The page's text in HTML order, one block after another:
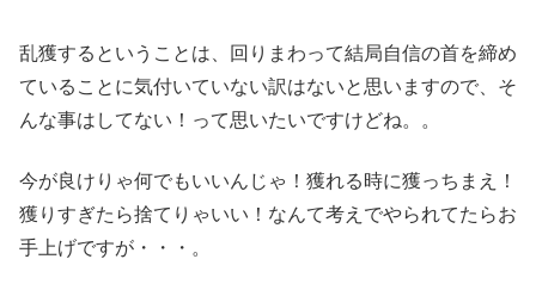
乱獲するということは、回りまわって結局自信の首を締め
ていることに気付いていない訳はないと思いますので、そ
んな事はしてない！って思いたいですけどね。。
今が良けりゃ何でもいいんじゃ！獲れる時に獲っちまえ！
獲りすぎたら捨てりゃいい！なんて考えでやられてたらお
手上げですが・・・。